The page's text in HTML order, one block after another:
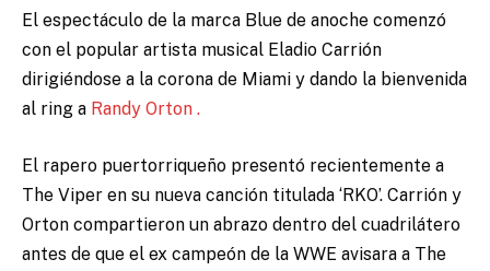
El espectáculo de la marca Blue de anoche comenzó
con el popular artista musical Eladio Carrión
dirigiéndose a la corona de Miami y dando la bienvenida
al ring a Randy Orton .
El rapero puertorriqueño presentó recientemente a
The Viper en su nueva canción titulada ‘RKO’. Carrión y
Orton compartieron un abrazo dentro del cuadrilátero
antes de que el ex campeón de la WWE avisara a The